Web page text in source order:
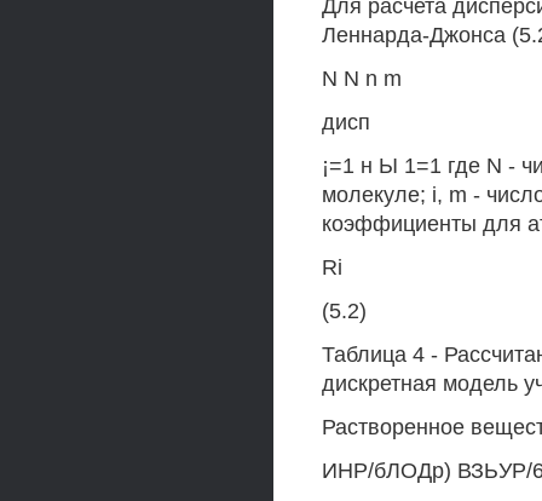
Для расчета
Леннарда-Джонса
N N n m
дисп
¡=1 н Ы 1=1 где N -
молекуле; i, m -
коэффициенты для
Ri
(5.2)
Таблица 4 -
дискретная модель
Растворенное
ИНР/бЛОДр) ВЗЬУР/